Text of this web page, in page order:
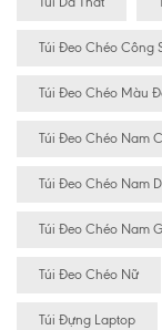
Túi Đeo Chéo Công
Túi Đeo Chéo Màu
Túi Đeo Chéo Nam
Túi Đeo Chéo Nam
Túi Đeo Chéo Nam
Túi Đeo Chéo Nữ
Túi Đựng Laptop